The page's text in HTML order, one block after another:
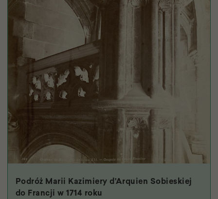
Podróż Marii Kazimiery d'Arquien Sobieskiej
do Francji w 1714 roku